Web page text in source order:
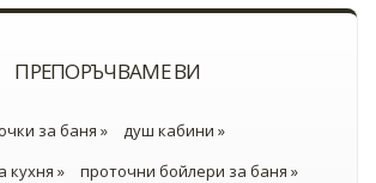
ПРЕПОРЪЧВАМЕ ВИ
за баня »
душ кабини »
кухня »
проточни бойлери за баня »